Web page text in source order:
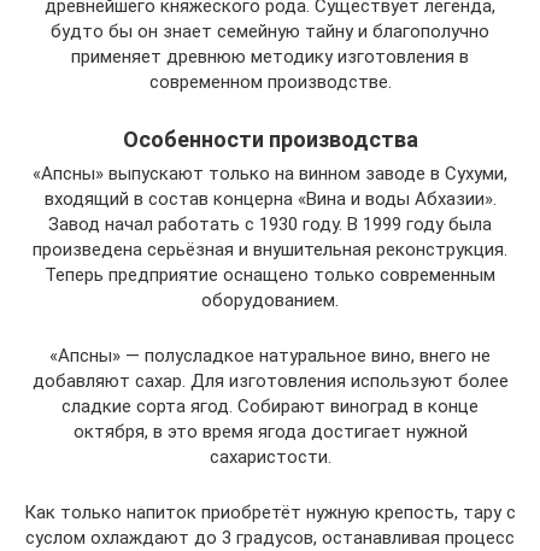
древнейшего княжеского рода. Существует легенда,
будто бы он знает семейную тайну и благополучно
применяет древнюю методику изготовления в
современном производстве.
Особенности производства
«Апсны» выпускают только на винном заводе в Сухуми,
входящий в состав концерна «Вина и воды Абхазии».
Завод начал работать с 1930 году. В 1999 году была
произведена серьёзная и внушительная реконструкция.
Теперь предприятие оснащено только современным
оборудованием.
«Апсны» — полусладкое натуральное вино, внего не
добавляют сахар. Для изготовления используют более
сладкие сорта ягод. Собирают виноград в конце
октября, в это время ягода достигает нужной
сахаристости.
Как только напиток приобретёт нужную крепость, тару с
суслом охлаждают до 3 градусов, останавливая процесс